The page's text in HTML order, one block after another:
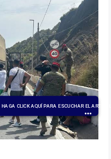
HAGA CLICK AQUÍ PARA ESCUCHAR EL